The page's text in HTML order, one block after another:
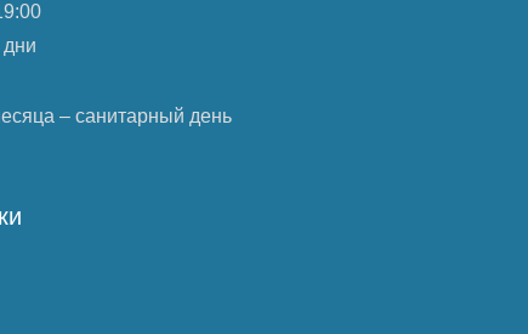
– санитарный день